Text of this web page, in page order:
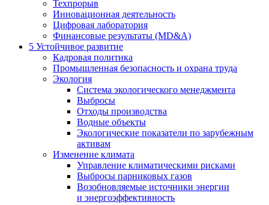
Техпрорыв
Инновационная деятельность
Цифровая лаборатория
Финансовые результаты (MD&A)
5 Устойчивое развитие
Кадровая политика
Промышленная безопасность и охрана труда
Экология
Система экологического менеджмента
Выбросы
Отходы производства
Водные объекты
Экологические показатели по зарубежным
активам
Изменение климата
Управление климатическими рисками
Выбросы парниковых газов
Возобновляемые источники энергии
и энергоэффективность